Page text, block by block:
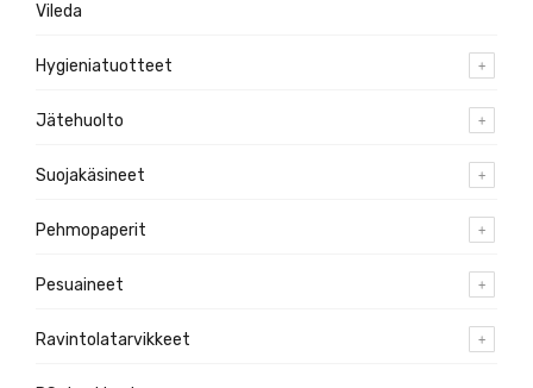
Vileda
Hygieniatuotteet
Jätehuolto
Suojakäsineet
Pehmopaperit
Pesuaineet
Ravintolatarvikkeet